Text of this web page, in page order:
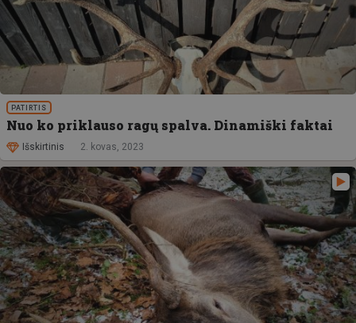
PATIRTIS
Nuo ko priklauso ragų spalva. Dinamiški faktai
Išskirtinis 2. kovas, 2023